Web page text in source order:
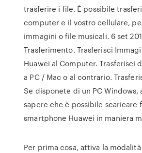
trasferire i file. È possibile
computer e il vostro cellulare,
immagini o file musicali. 6 set
Trasferimento. Trasferisci
Huawei al Computer. Trasferisci
a PC / Mac o al contrario.
Se disponete di un PC Windows,
sapere che è possibile scaricare
smartphone Huawei in maniera
Per prima cosa, attiva la